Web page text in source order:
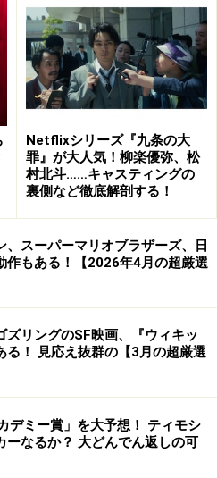
Netflixシリーズ『九条の大
罪』が大人気！柳楽優弥、松
村北斗……キャスティングの
裏側など徹底解剖する！
、スーパーマリオブラザーズ、日
作もある！【2026年4月の超厳選
ズリングのSF映画、『ウィキッ
る！ 見応え抜群の【3月の超厳選
デミー賞」を大予想！ ティモシ
ーなるか？ 大どんでん返しの可